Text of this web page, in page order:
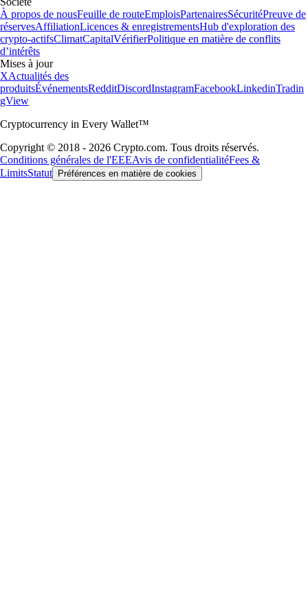
À propos de nousFeuille de routeEmploisPartenairesSécuritéPreuve de
réservesAffiliationLicences & enregistrementsHub d'exploration des
crypto-actifsClimatCapitalVérifierPolitique en matière de conflits
d’intérêts
Mises à jour
XActualités des
produitsÉvénementsRedditDiscordInstagramFacebookLinkedinTradin
gView
Cryptocurrency in Every Wallet™
Copyright © 2018 - 2026 Crypto.com. Tous droits réservés.
Conditions générales de l'EEEAvis de confidentialitéFees &
LimitsStatut Préférences en matière de cookies